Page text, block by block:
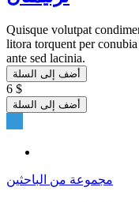
Quisque volutpat
litora torquent per
ante sed lacinia.
أضف إلى السلة
6 $
أضف إلى السلة
مجموعة من الباحثين